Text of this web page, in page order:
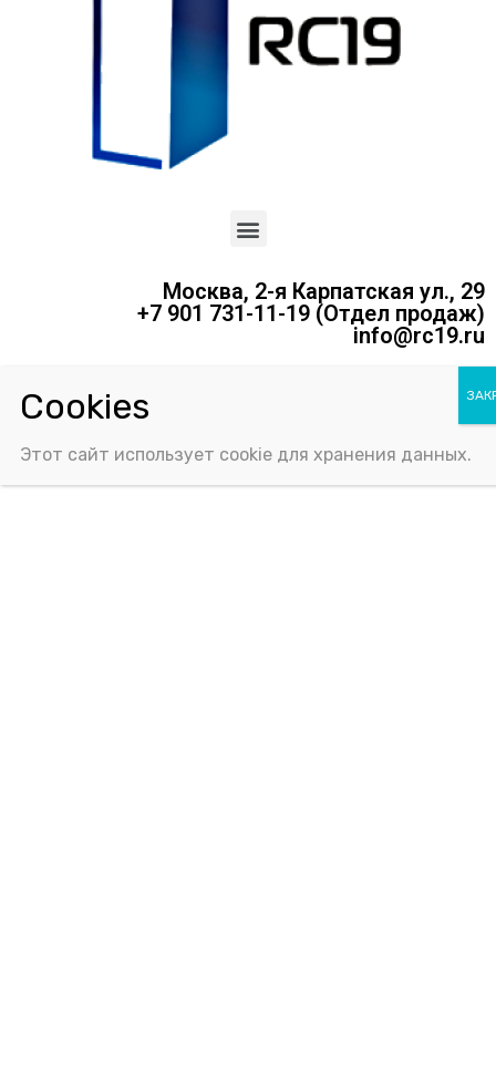
Москва, 2-я Карпатская ул., 29
+7 901 731-11-19 (Отдел продаж)
info@rc19.ru
Политика конфиденциальности
Соглашение об использовании Cookie-файлов
Этот сайт использует cookie для хранения данных.